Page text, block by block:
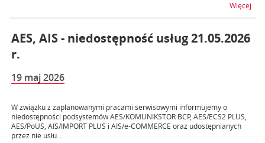
Więcej
AES, AIS - niedostępność usług 21.05.2026
r.
19 maj 2026
W związku z zaplanowanymi pracami serwisowymi informujemy o
niedostępności podsystemów AES/KOMUNIKSTOR BCP, AES/ECS2 PLUS,
AES/PoUS, AIS/IMPORT PLUS i AIS/e-COMMERCE oraz udostępnianych
przez nie usłu...